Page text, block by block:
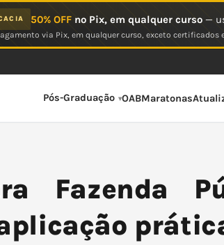
50% OFFno Pix, em qualquer curso—
via Pix, em qualquer curso, exceto
Pós-Graduação OABMaratonas
Fazenda